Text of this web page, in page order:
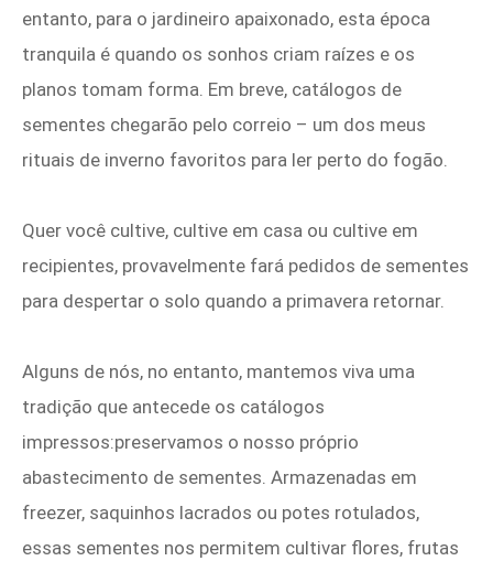
entanto, para o jardineiro apaixonado, esta época
tranquila é quando os sonhos criam raízes e os
planos tomam forma. Em breve, catálogos de
sementes chegarão pelo correio – um dos meus
rituais de inverno favoritos para ler perto do fogão.
Quer você cultive, cultive em casa ou cultive em
recipientes, provavelmente fará pedidos de sementes
para despertar o solo quando a primavera retornar.
Alguns de nós, no entanto, mantemos viva uma
tradição que antecede os catálogos
impressos:preservamos o nosso próprio
abastecimento de sementes. Armazenadas em
freezer, saquinhos lacrados ou potes rotulados,
essas sementes nos permitem cultivar flores, frutas